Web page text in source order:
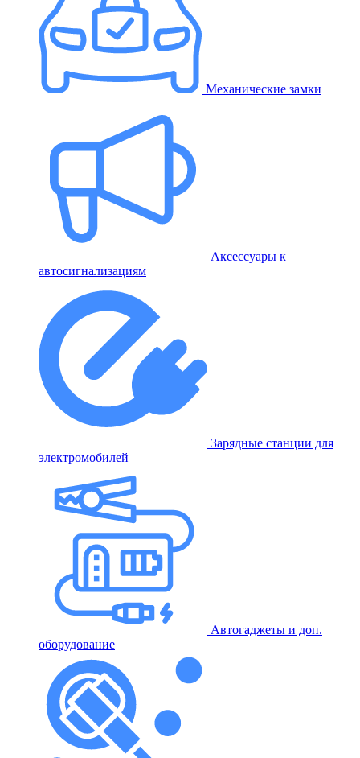
Механические замки
Аксессуары к
автосигнализациям
Зарядные станции для
электромобилей
Автогаджеты и доп.
оборудование